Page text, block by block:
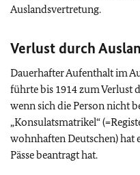
Auslandsvertretung.
Verlust durch
Dauerhafter Aufenthalt im
führte bis 1914 zum Verlust
wenn sich die Person nicht
„Konsulatsmatrikel“
wohnhaften Deutschen) hat
Pässe beantragt hat.